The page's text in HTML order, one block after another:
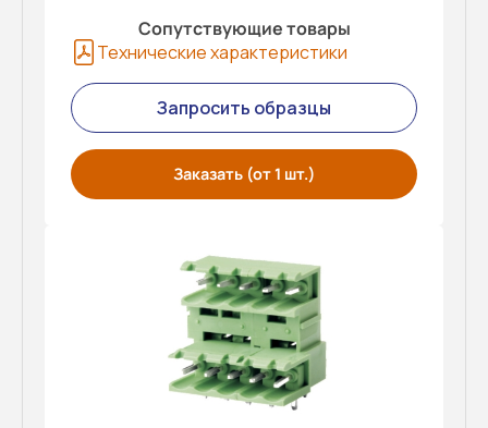
Сопутствующие товары
Технические характеристики
Запросить образцы
Заказать (от 1 шт.)